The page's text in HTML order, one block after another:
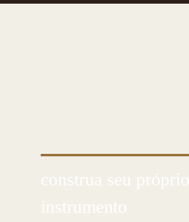
construa seu próprio
instrumento